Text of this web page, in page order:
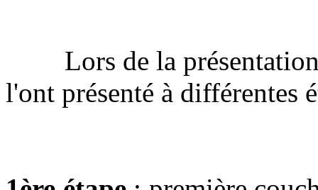
Lors de la présentation
l'ont présenté à différentes